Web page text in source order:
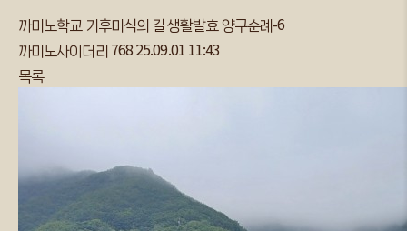
까미노학교 기후미식의 길 생활발효 양구순례-6
까미노사이더리76825.09.01 11:43
목록